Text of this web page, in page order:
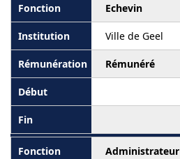
Echevin
Ville de Geel
Rémunéré
Administrateur